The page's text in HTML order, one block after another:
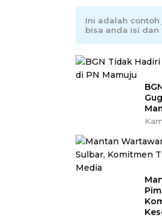
Ini adalah
bisa anda isi